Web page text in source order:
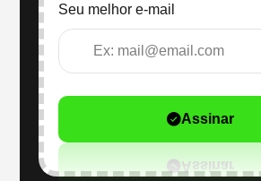
Seu melhor e-mail
Assinar